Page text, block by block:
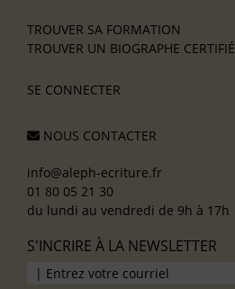
TROUVER SA FORMATION
TROUVER UN BIOGRAPHE CERTIFIÉ
SE CONNECTER
NOUS CONTACTER
info@aleph-ecriture.fr
01 80 05 21 30
du lundi au vendredi de 9h à 17h
S'INCRIRE À LA NEWSLETTER